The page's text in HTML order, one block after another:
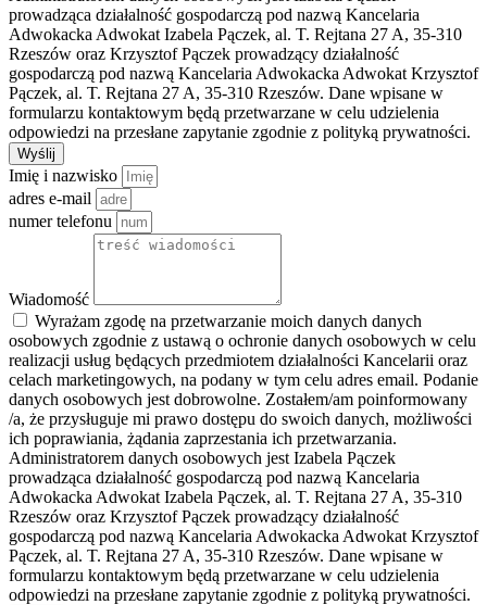
prowadząca działalność gospodarczą pod nazwą Kancelaria
Adwokacka Adwokat Izabela Pączek, al. T. Rejtana 27 A, 35-310
Rzeszów oraz Krzysztof Pączek prowadzący działalność
gospodarczą pod nazwą Kancelaria Adwokacka Adwokat Krzysztof
Pączek, al. T. Rejtana 27 A, 35-310 Rzeszów. Dane wpisane w
formularzu kontaktowym będą przetwarzane w celu udzielenia
odpowiedzi na przesłane zapytanie zgodnie z polityką prywatności.
Wyślij
Imię i nazwisko
adres e-mail
numer telefonu
Wiadomość
Wyrażam zgodę na przetwarzanie moich danych danych
osobowych zgodnie z ustawą o ochronie danych osobowych w celu
realizacji usług będących przedmiotem działalności Kancelarii oraz
celach marketingowych, na podany w tym celu adres email. Podanie
danych osobowych jest dobrowolne. Zostałem/am poinformowany
/a, że przysługuje mi prawo dostępu do swoich danych, możliwości
ich poprawiania, żądania zaprzestania ich przetwarzania.
Administratorem danych osobowych jest Izabela Pączek
prowadząca działalność gospodarczą pod nazwą Kancelaria
Adwokacka Adwokat Izabela Pączek, al. T. Rejtana 27 A, 35-310
Rzeszów oraz Krzysztof Pączek prowadzący działalność
gospodarczą pod nazwą Kancelaria Adwokacka Adwokat Krzysztof
Pączek, al. T. Rejtana 27 A, 35-310 Rzeszów. Dane wpisane w
formularzu kontaktowym będą przetwarzane w celu udzielenia
odpowiedzi na przesłane zapytanie zgodnie z polityką prywatności.